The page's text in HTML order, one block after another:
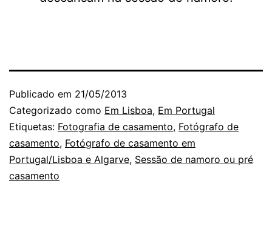
Publicado em 21/05/2013
Categorizado como Em Lisboa, Em Portugal
Etiquetas: Fotografia de casamento, Fotógrafo de
casamento, Fotógrafo de casamento em
Portugal/Lisboa e Algarve, Sessão de namoro ou pré
casamento